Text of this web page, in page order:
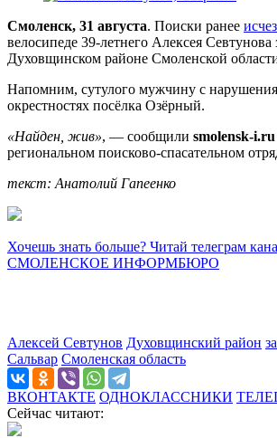
Смоленск, 31 августа. Поиски ранее
велосипеде 39-летнего Алексея
Духовщинском районе Смоленской
Напомним, сутулого мужчину с
окрестностях посёлка Озёрный.
«Найден, жив», — сообщили smolensk-i.ru
региональном поисково-спасательном
текст: Анатолий Гапеенко
Хочешь знать больше? Читай телеграм
СМОЛЕНСКОЕ ИНФОРМБЮРО
Алексей Севтунов Духовщинский район
Сальвар Смоленская область
ВКОНТАКТЕ ОДНОКЛАССНИКИ
Сейчас читают: